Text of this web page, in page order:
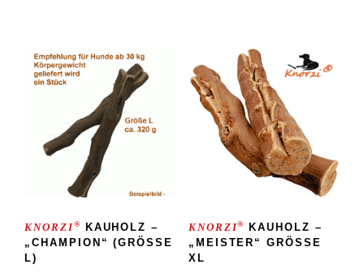
KNORZI®
KAUHOLZ –
„CHAMPION“ (GRÖSSE L
)
KNORZI®
KAUHOLZ –
„MEISTER“ GRÖSSE X
L